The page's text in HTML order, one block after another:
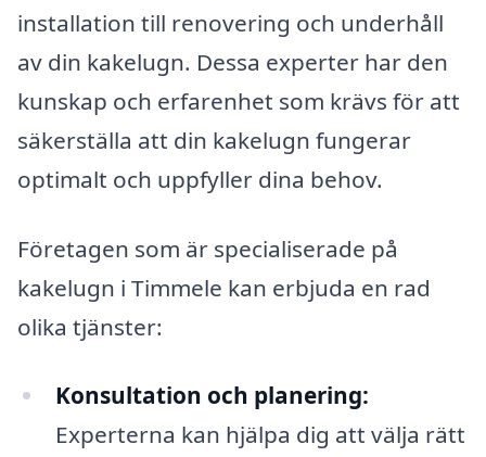
installation till renovering och underhåll
av din kakelugn. Dessa experter har den
kunskap och erfarenhet som krävs för att
säkerställa att din kakelugn fungerar
optimalt och uppfyller dina behov.
Företagen som är specialiserade på
kakelugn i Timmele kan erbjuda en rad
olika tjänster:
Konsultation och planering:
Experterna kan hjälpa dig att välja rätt